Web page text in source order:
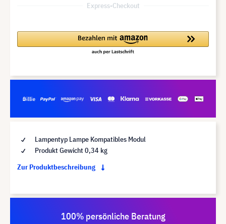
Express-Checkout
Lampentyp Lampe Kompatibles Modul
Produkt Gewicht 0,34 kg
Zur Produktbeschreibung
100% persönliche Beratung